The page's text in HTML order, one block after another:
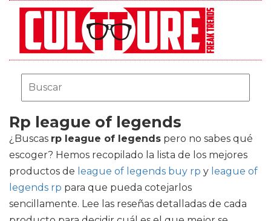
Rp league of legends
¿Buscas rp league of legends pero no sabes qué
escoger? Hemos recopilado la lista de los mejores
productos de league of legends buy rp y league of
legends rp para que pueda cotejarlos
sencillamente. Lee las reseñas detalladas de cada